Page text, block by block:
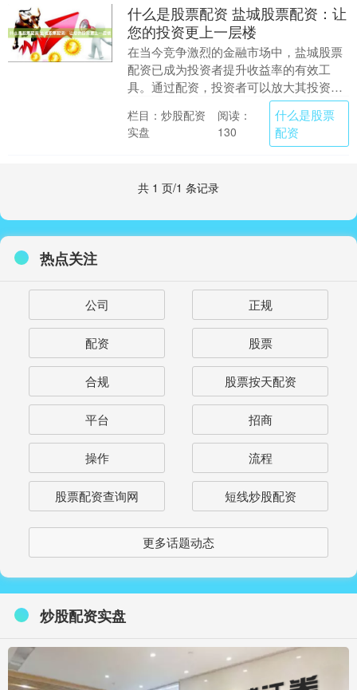
什么是股票配资 盐城股票配资：让
您的投资更上一层楼
在当今竞争激烈的金融市场中，盐城股票
配资已成为投资者提升收益率的有效工
具。通过配资，投资者可以放大其投资规
模，从而获得更高的潜在回报。 配资炒股
的诱惑在于其高杠....
栏目：炒股配资
实盘
阅读：
130
什么是股票
配资
共 1 页/1 条记录
热点关注
公司 正规
配资 股票
合规 股票按天配资
平台 招商
操作 流程
股票配资查询网 短线炒股配资
更多话题动态
炒股配资实盘